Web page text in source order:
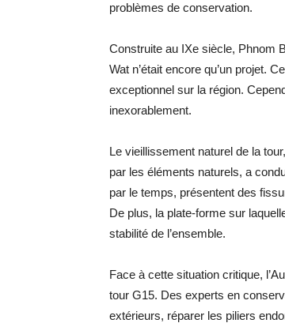
problèmes de conservation.
Construite au IXe siècle, Phnom
Wat n’était encore qu’un projet.
exceptionnel sur la région.
inexorablement.
Le vieillissement naturel de la
par les éléments naturels, a
par le temps, présentent des
De plus, la plate-forme sur
stabilité de l’ensemble.
Face à cette situation critique,
tour G15. Des experts en
extérieurs, réparer les piliers